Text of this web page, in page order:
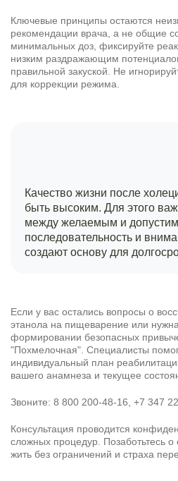
Ключевые принципы остаются
рекомендации врача, а не общие
минимальных доз, фиксируйте
низким раздражающим
правильной закуской. Не
для коррекции режима.
Качество жизни после
быть высоким. Для этого
между желаемым и
последовательность и
создают основу для
Если у вас остались вопросы о
этанола на пищеварение или
формировании безопасных
"Похмелочная". Специалисты
индивидуальный план
вашего анамнеза и текущее
Звоните: 8 800 200-48-16 +7 347
Консультация проводится
сложных процедур. Позаботьтесь о
жить без ограничений и страха